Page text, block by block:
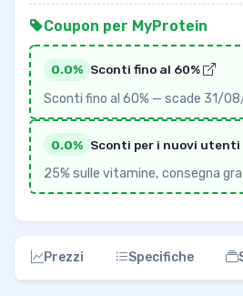
Coupon per MyProtein
0.0% Sconti fino al 60%
Sconti fino al 60% — scade 31/
0.0% Sconti per i nuovi utenti
25% sulle vitamine, consegna
Prezzi Specifiche